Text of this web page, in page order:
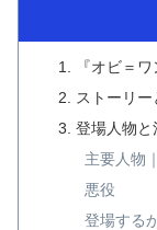
『オビ＝
ストーリー
登場人物と
主要人物
悪役
登場する